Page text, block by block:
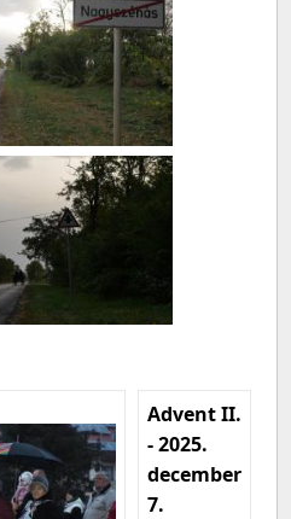
Advent II.
- 2025.
december
7.